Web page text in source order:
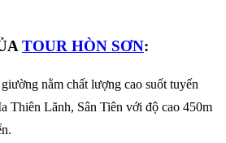
TOUR HÒN SƠN:
nằm chất lượng cao suốt tuyến
Thiên Lãnh, Sân Tiên với độ cao 450m